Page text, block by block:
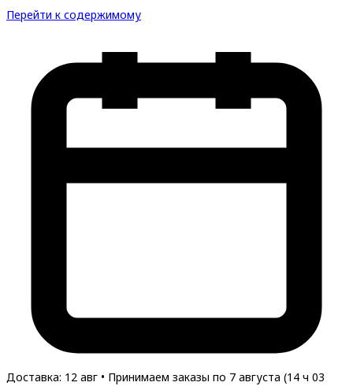
Перейти к содержимому
Доставка: 12 авг • Принимаем заказы по 7 августа (14 ч 03